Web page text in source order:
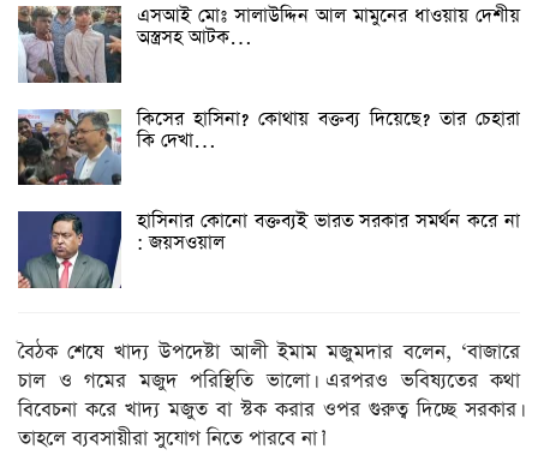
এসআই মোঃ সালাউদ্দিন আল মামুনের ধাওয়ায় দেশীয়
অস্ত্রসহ আটক…
কিসের হাসিনা? কোথায় বক্তব্য দিয়েছে? তার চেহারা
কি দেখা…
হাসিনার কোনো বক্তব্যই ভারত সরকার সমর্থন করে না
: জয়সওয়াল
বৈঠক শেষে খাদ্য উপদেষ্টা আলী ইমাম মজুমদার বলেন, ‘বাজারে
চাল ও গমের মজুদ পরিস্থিতি ভালো। এরপরও ভবিষ্যতের কথা
বিবেচনা করে খাদ্য মজুত বা স্টক করার ওপর গুরুত্ব দিচ্ছে সরকার।
তাহলে ব্যবসায়ীরা সুযোগ নিতে পারবে না।’